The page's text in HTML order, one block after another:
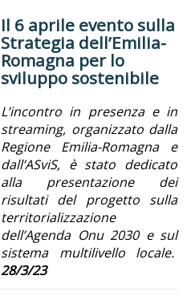
Il 6 aprile evento sulla
Strategia dell’Emilia-
Romagna per lo
sviluppo sostenibile
L’incontro in presenza e in
streaming, organizzato dalla
Regione Emilia-Romagna e
dall’ASviS, è stato dedicato
alla presentazione dei
risultati del progetto sulla
territorializzazione
dell’Agenda Onu 2030 e sul
sistema multilivello locale.
28/3/23